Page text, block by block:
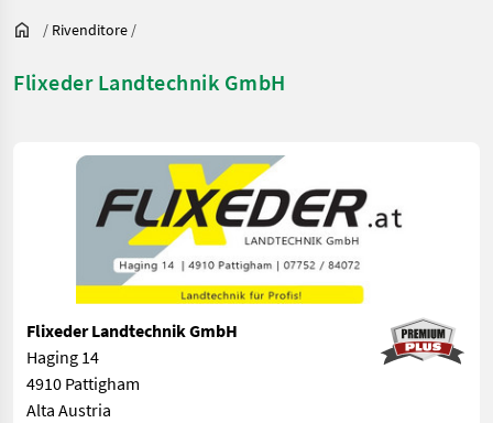
/ Rivenditore /
Flixeder Landtechnik GmbH
Flixeder Landtechnik GmbH
Haging 14
4910 Pattigham
Alta Austria